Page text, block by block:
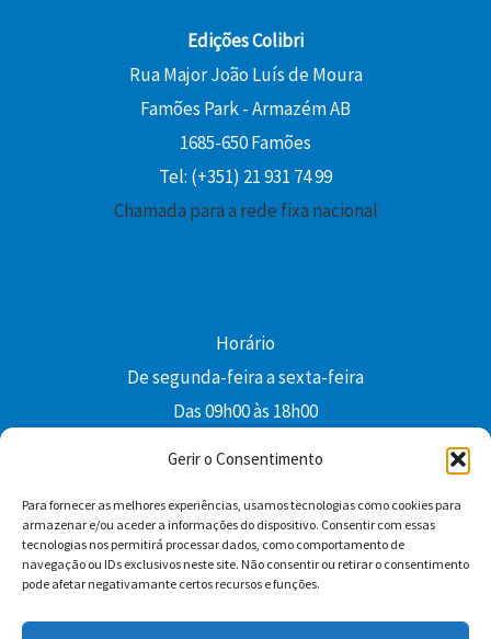
Gerir o Consentimento
Para fornecer as melhores experiências, usamos tecnologias como cookies para
armazenar e/ou aceder a informações do dispositivo. Consentir com essas
tecnologias nos permitirá processar dados, como comportamento de
navegação ou IDs exclusivos neste site. Não consentir ou retirar o consentimento
pode afetar negativamante certos recursos e funções.
Edições Colibri
Rua Major João Luís de Moura
Famões Park - Armazém AB
1685-650 Famões
Tel: (+351) 21 931 74 99
Chamada para a rede fixa nacional
Horário
De segunda-feira a sexta-feira
Das 09h00 às 18h00
Facebook YouTube Instagram
Whatsapp
Condições Gerais de Venda